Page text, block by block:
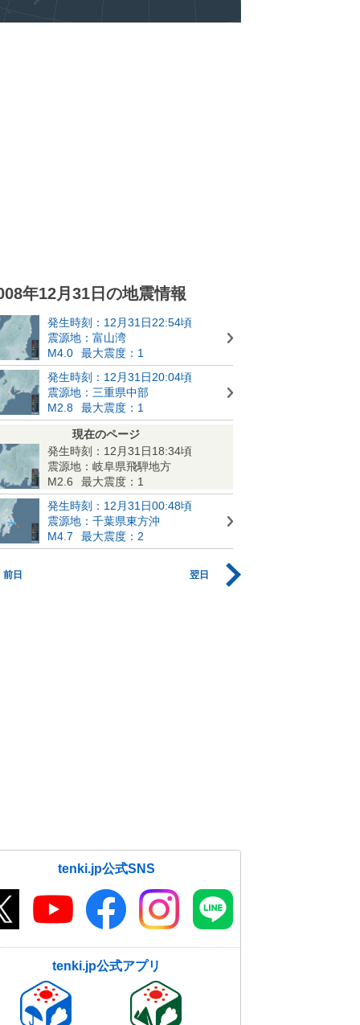
年12月31日の地震情報
発生時刻：12月31日22:54頃
震源地：富山湾
M4.0
最大震度：1
発生時刻：12月31日20:04頃
震源地：三重県中部
M2.8
最大震度：1
現在のページ
発生時刻：12月31日18:34頃
震源地：岐阜県飛騨地方
M2.6
最大震度：1
発生時刻：12月31日00:48頃
震源地：千葉県東方沖
M4.7
最大震度：2
前日 翌日
tenki.jp公式SNS
tenki.jp公式アプリ